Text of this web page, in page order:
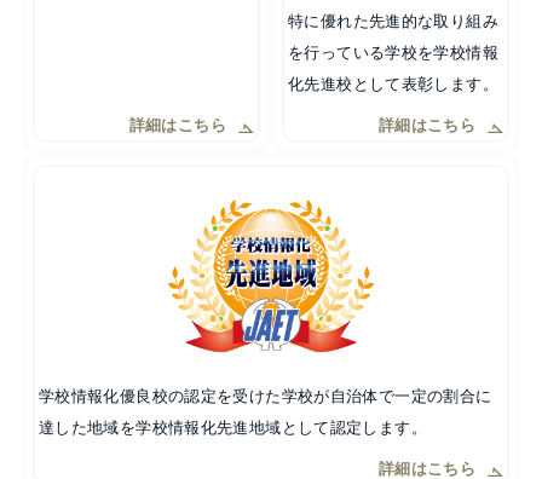
詳細はこちら
特に優れた先進的な取り組み
を行っている学校を学校情報
化先進校として表彰します。
詳細はこちら
学校情報化優良校の認定を受けた学校が自治体で一定の割合に
達した地域を学校情報化先進地域として認定します。
詳細はこちら